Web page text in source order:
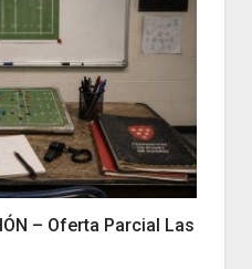
– Oferta Parcial Las